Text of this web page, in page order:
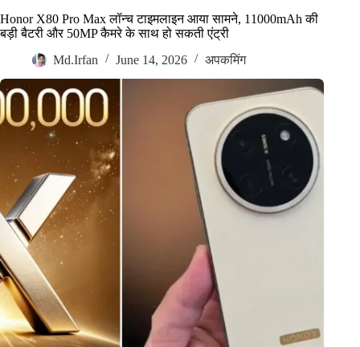
Honor X80 Pro Max लॉन्च टाइमलाइन आया सामने, 11000mAh की
बड़ी बैटरी और 50MP कैमरे के साथ हो सकती एंट्री
Md.Irfan
June 14, 2026 अपकमिंग